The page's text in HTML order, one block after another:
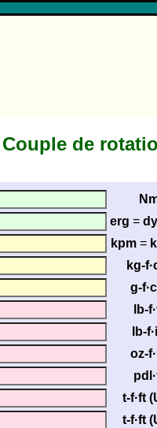
Couple de
erg =
kpm=
kg-
g-
lb-
lb-
oz-
t-f·ft
t-f·ft